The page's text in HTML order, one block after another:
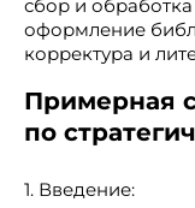
сбор и обработка
оформление
корректура и
Примерная
по
1. Введение: